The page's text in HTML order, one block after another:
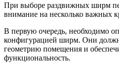
При выборе раздвижных ширм
внимание на несколько важных
В первую очередь, необходимо
конфигурацией ширм. Они
геометрию помещения и
функциональность.